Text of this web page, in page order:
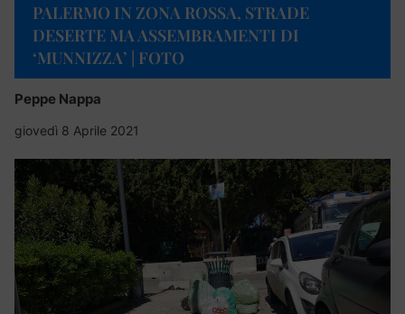
PALERMO IN ZONA ROSSA, STRADE
DESERTE MA ASSEMBRAMENTI DI
‘MUNNIZZA’ | FOTO
Peppe Nappa
giovedì 8 Aprile 2021